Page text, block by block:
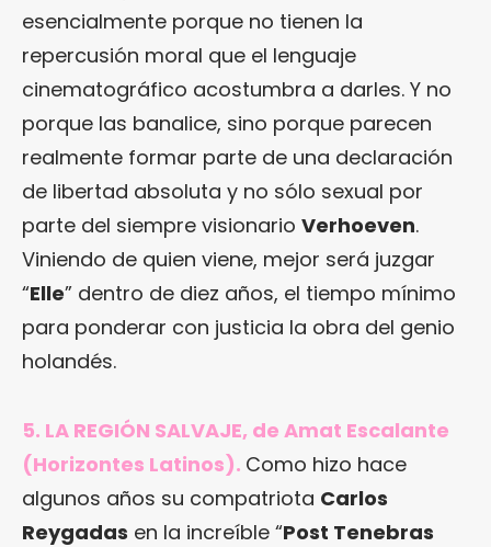
esencialmente porque no tienen la
repercusión moral que el lenguaje
cinematográfico acostumbra a darles. Y no
porque las banalice, sino porque parecen
realmente formar parte de una declaración
de libertad absoluta y no sólo sexual por
parte del siempre visionario Verhoeven.
Viniendo de quien viene, mejor será juzgar
“Elle” dentro de diez años, el tiempo mínimo
para ponderar con justicia la obra del genio
holandés.
5. LA REGIÓN SALVAJE, de Amat Escalante
(Horizontes Latinos). Como hizo hace
algunos años su compatriota Carlos
Reygadas en la increíble “Post Tenebras